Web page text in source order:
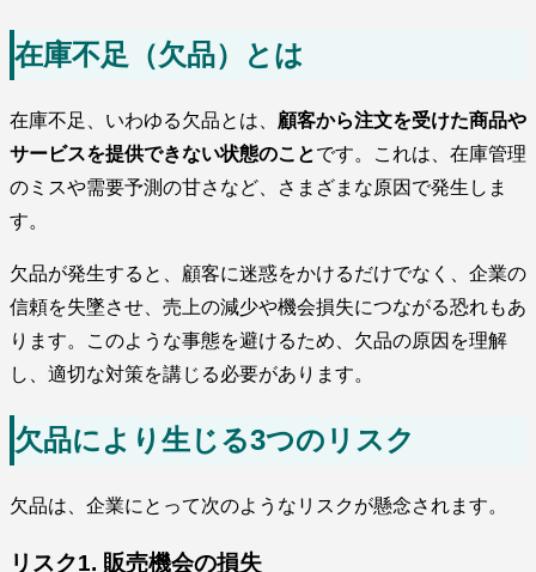
在庫不足（欠品）とは
在庫不足、いわゆる欠品とは、 顧客から注文を受けた商品や
サービスを提供できない状態のことです。これは、在庫管理
のミスや需要予測の甘さなど、さまざまな原因で発生しま
す。
欠品が発生すると、顧客に迷惑をかけるだけでなく、企業の
信頼を失墜させ、売上の減少や機会損失につながる恐れもあ
ります。このような事態を避けるため、欠品の原因を理解
し、適切な対策を講じる必要があります。
欠品により生じる3つのリスク
欠品は、企業にとって次のようなリスクが懸念されます。
リスク1. 販売機会の損失